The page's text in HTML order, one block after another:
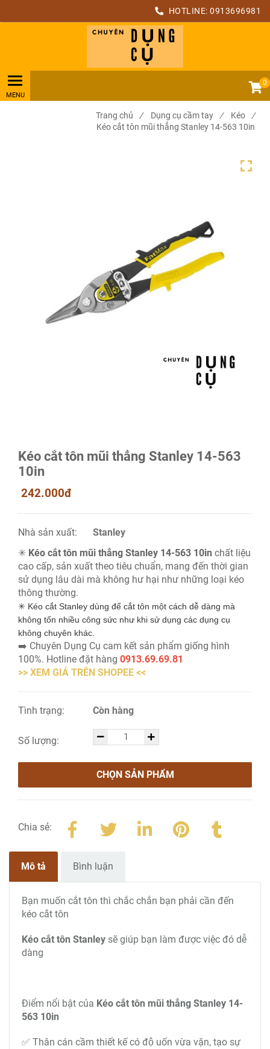
HOTLINE: 0913696981
0
Trang chủ / Dụng cụ cầm tay / Kéo
/
Kéo cắt tôn mũi thẳng Stanley 14-563 10in
Kéo cắt tôn mũi thẳng Stanley 14-563
10in
242.000đ
Nhà sản xuất:
Stanley
✳ Kéo cắt tôn mũi thẳng Stanley 14-563 10in chất liệu
cao cấp, sản xuất theo tiêu chuẩn, mang đến thời gian
sử dụng lâu dài mà không hư hại như những loại kéo
thông thường.
✳ Kéo cắt Stanley dùng để cắt tôn một cách dễ dàng mà
không tốn nhiều công sức như khi sử dụng các dụng cụ
không chuyên khác.
➡️ Chuyên Dụng Cụ cam kết sản phẩm giống hình
100%. Hotline đặt hàng 0913.69.69.81
>> XEM GIÁ TRÊN SHOPEE <<
Tình trạng: Còn hàng
Số lượng:
CHỌN SẢN PHẨM
Chia sẻ:
Mô tả Bình luận
Bạn muốn cắt tôn thì chắc chắn bạn phải cần đến
kéo cắt tôn
Kéo cắt tôn Stanley sẽ giúp bạn làm được việc đó dễ
dàng
Điểm nổi bật của Kéo cắt tôn mũi thẳng Stanley 14-
563 10in
✅ Thân cán cầm thiết kế có độ uốn vừa vặn, tạo sự